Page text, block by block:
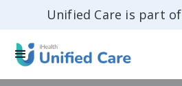
Unified Care is part of